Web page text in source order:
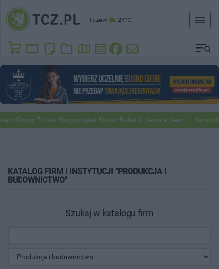
Tczew 24°C
Toggle
Gminy Tczew. Na początek Shaun Baker & Jessica Jean
KATALOG FIRM I INSTYTUCJI "PRODUKCJA I
BUDOWNICTWO"
Szukaj w katalogu firm